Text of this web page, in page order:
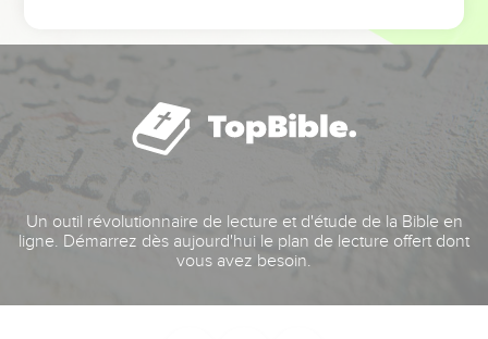
Un outil révolutionnaire de lecture et d'étude de la Bible en
ligne. Démarrez dès aujourd'hui le plan de lecture offert dont
vous avez besoin.